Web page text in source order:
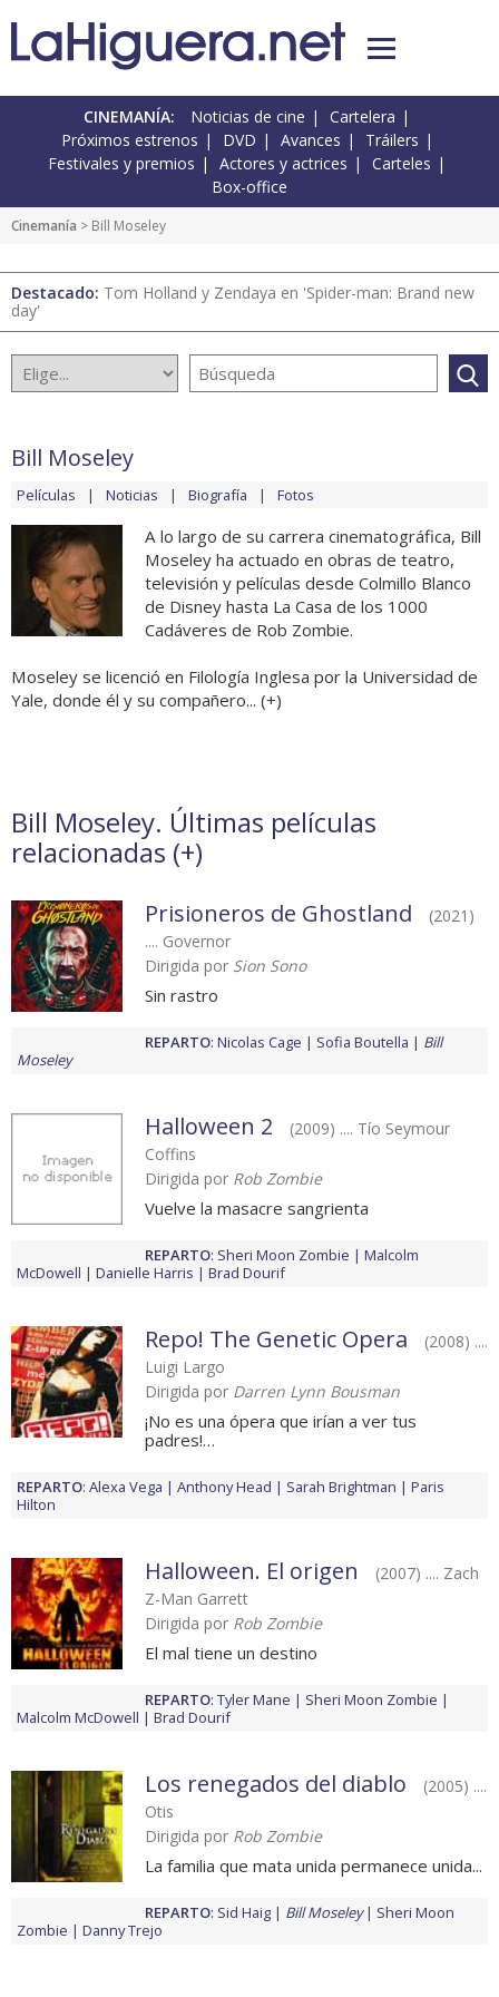
CINEMANÍA: Noticias de cine
Cartelera
Próximos estrenos
DVD Avances
Tráilers
Festivales y premios
Actores y actrices
Carteles
Box-office
Cinemanía > Bill Moseley
Destacado: Tom Holland y Zendaya en 'Spider-man: Brand new
day'
Bill Moseley
Películas Noticias Biografía Fotos
A lo largo de su carrera cinematográfica, Bill
Moseley ha actuado en obras de teatro,
televisión y películas desde Colmillo Blanco
de Disney hasta La Casa de los 1000
Cadáveres de Rob Zombie.
Moseley se licenció en Filología Inglesa por la Universidad de
Yale, donde él y su compañero... (+)
Bill Moseley. Últimas películas
relacionadas (+)
Prisioneros de Ghostland
(2021)
.... Governor
Dirigida por Sion Sono
Sin rastro
REPARTO: Nicolas Cage Sofia Boutella
Bill
Moseley
Halloween 2
(2009) .... Tío Seymour
Coffins
Dirigida por Rob Zombie
Vuelve la masacre sangrienta
REPARTO: Sheri Moon Zombie
Malcolm
McDowell
Danielle Harris Brad Dourif
Repo! The Genetic Opera
(2008) ....
Luigi Largo
Dirigida por Darren Lynn Bousman
¡No es una ópera que irían a ver tus
padres!…
REPARTO: Alexa Vega Anthony Head Sarah Brightman
Paris
Hilton
Halloween. El origen
(2007) .... Zach
Z-Man Garrett
Dirigida por Rob Zombie
El mal tiene un destino
REPARTO: Tyler Mane
Sheri Moon Zombie
Malcolm McDowell
Brad Dourif
Los renegados del diablo
(2005) ....
Otis
Dirigida por Rob Zombie
La familia que mata unida permanece unida...
REPARTO: Sid Haig Bill Moseley
Sheri Moon
Zombie
Danny Trejo